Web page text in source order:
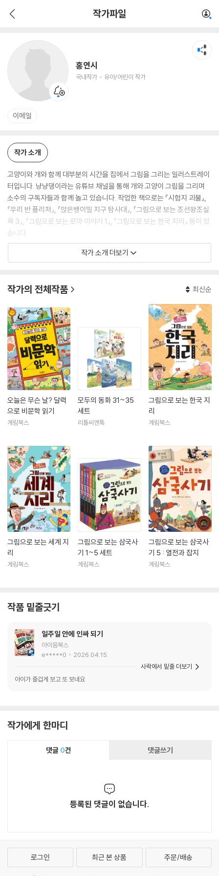
작가파일
홍연시
국내작가 유아/어린이 작가
유아/어린이 작가
이메일
작가 소개
고양이와 개와 함께 대부분의 시간을 집에서 그림을 그리는 일러스트레이
터입니다. 냥냥댕이라는 유튜브 채널을 통해 개와 고양이 그림을 그리며
소수의 구독자들과 함께 놀고 있습니다. 작업한 책으로는 『시험지 괴물』,
『우리 반 퓰리처』, 『앉은뱅이밀 지구 탐사대』, 『그림으로 보는 조선왕조실
록 3』, 『그림으로 보는 로마 이야기 1』, 『그림으로 보는 한국 지리』 등이 있
습니다.
작가 소개 더보기
작가의 전체작품 최신순
오늘은 무슨 날? 달력
으로 비문학 읽기
계림북스
모두의 동화 31~35
세트
리틀씨앤톡
그림으로 보는 한국 지
리
계림북스
그림으로 보는 세계 지
리
계림북스
그림으로 보는 삼국사
기 1~5 세트
계림북스
그림으로 보는 삼국사
기 5 : 열전과 잡지
계림북스
작품 밑줄긋기
일주일 안에 인싸 되기
아이음북스
e*****0
2026.04.15.
아이가 즐겁게 보고 또 보네요
사락에서 밑줄 더보기
작가에게 한마디
댓글 0건 댓글쓰기
등록된 댓글이 없습니다.
로그인 최근 본 상품 주문/배송